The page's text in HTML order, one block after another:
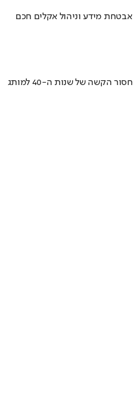
מידע וניהול אקלים חכם
איך אסם הפכה את תקופת הצנע והמחסור הקשה של שנות ה-40 למותג